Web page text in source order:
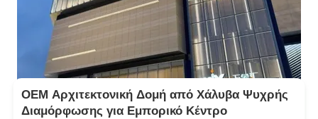
OEM Αρχιτεκτονική Δομή από Χάλυβα Ψυχρής
Διαμόρφωσης για Εμπορικό Κέντρο